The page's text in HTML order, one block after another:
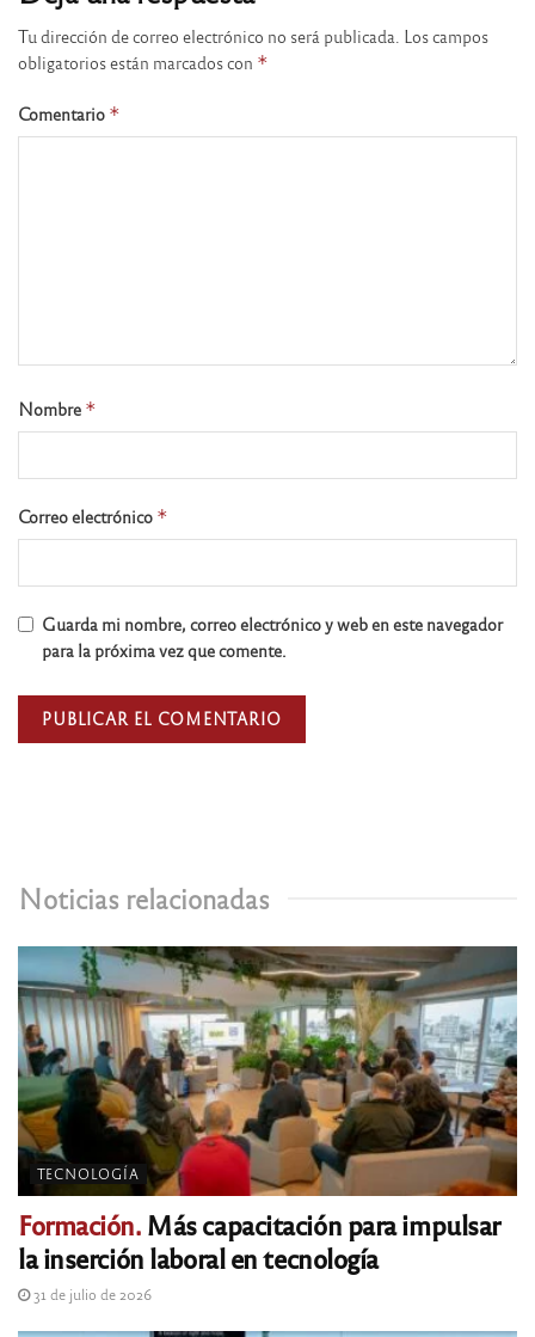
Noticias relacionadas
TECNOLOGÍA
Formación.Más capacitación para impulsar
la inserción laboral en tecnología
31 de julio de 2026
Tu dirección de correo electrónico no será publicada. Los campos
obligatorios están marcados con *
Comentario *
Nombre *
Correo electrónico *
Guarda mi nombre, correo electrónico y web en este navegador
para la próxima vez que comente.